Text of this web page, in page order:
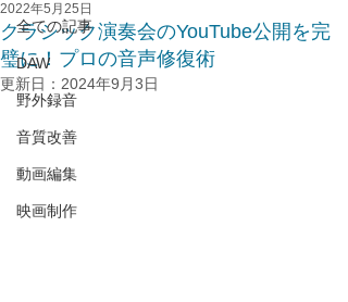
全ての記事
DAW
野外録音
音質改善
動画編集
映画制作
クラシック演奏会のYouTube公開を完
璧に！プロの音声修復術
2022年5月25日
更新日： 2024年9月3日